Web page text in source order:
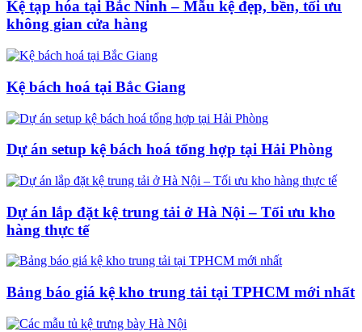
Kệ tạp hóa tại Bắc Ninh – Mẫu kệ đẹp, bền, tối ưu
không gian cửa hàng
Kệ bách hoá tại Bắc Giang
Dự án setup kệ bách hoá tổng hợp tại Hải Phòng
Dự án lắp đặt kệ trung tải ở Hà Nội – Tối ưu kho
hàng thực tế
Bảng báo giá kệ kho trung tải tại TPHCM mới nhất